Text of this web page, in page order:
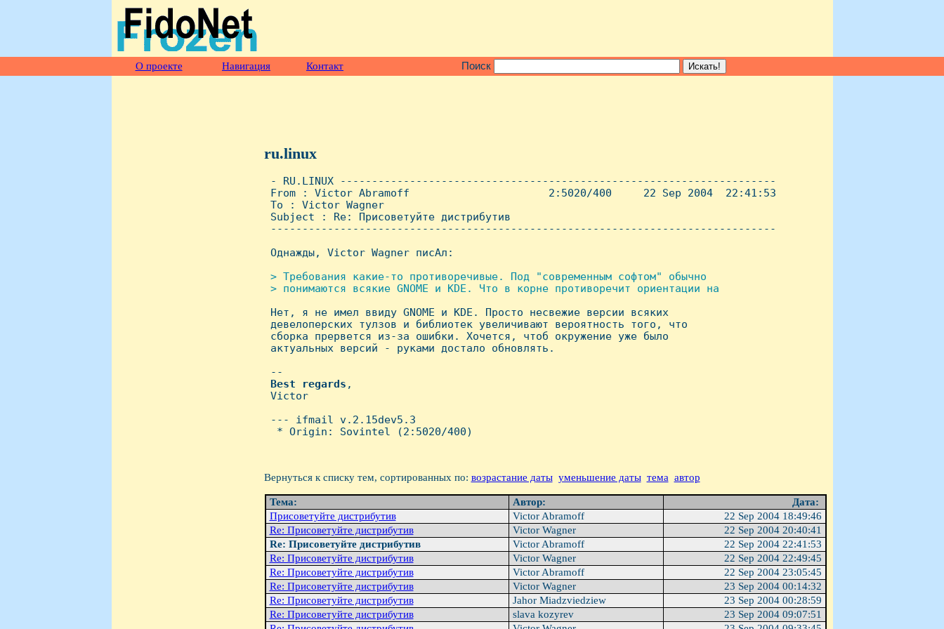
О проекте Навигация Контакт Поиск
ru.linux
- RU.LINUX ---------------------------------------------------------------------
From : Victor Abramoff                      2:5020/400     22 Sep 2004  22:41:53
To : Victor Wagner
Subject : Re: Присоветуйте дистрибутив
--------------------------------------------------------------------------------
Однажды, Victor Wagner писАл:
> Требования какие-то противоречивые. Под "современным софтом" обычно
> понимаются всякие GNOME и KDE. Что в корне противоречит ориентации на
Hет, я не имел ввиду GNOME и KDE. Просто несвежие версии всяких
девелоперских тулзов и библиотек увеличивают вероятность того, что
сборка прервется из-за ошибки. Хочется, чтоб окружение уже было
актуальных версий - руками достало обновлять.
--
Best
regards ,
Victor
--- ifmail v.2.15dev5.3
  * Origin: Sovintel (2:5020/400)
Вернуться к списку тем, сортированных по: возрастание даты уменьшение даты тема автор
Тема: Автор:
Дата:
Присоветуйте дистрибутив
Victor Abramoff
22 Sep 2004 18:49:46
Re: Присоветуйте дистрибутив
Victor Wagner
22 Sep 2004 20:40:41
Re: Присоветуйте дистрибутив
Victor Abramoff
22 Sep 2004 22:41:53
Re: Присоветуйте дистрибутив
Victor Wagner
22 Sep 2004 22:49:45
Re: Присоветуйте дистрибутив
Victor Abramoff
22 Sep 2004 23:05:45
Re: Присоветуйте дистрибутив
Victor Wagner
23 Sep 2004 00:14:32
Re: Присоветуйте дистрибутив
Jahor Miadzviedziew
23 Sep 2004 00:28:59
Re: Присоветуйте дистрибутив
slava kozyrev
23 Sep 2004 09:07:51